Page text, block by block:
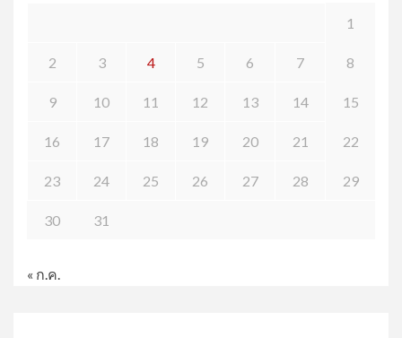
1
2 3 4 5 6 7 8
9 10 11 12 13 14 15
16 17 18 19 20 21 22
23 24 25 26 27 28 29
30 31
« ก.ค.